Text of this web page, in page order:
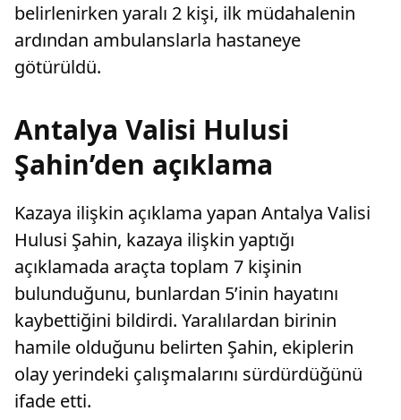
belirlenirken yaralı 2 kişi, ilk müdahalenin
ardından ambulanslarla hastaneye
götürüldü.
Antalya Valisi Hulusi
Şahin’den açıklama
Kazaya ilişkin açıklama yapan Antalya Valisi
Hulusi Şahin, kazaya ilişkin yaptığı
açıklamada araçta toplam 7 kişinin
bulunduğunu, bunlardan 5’inin hayatını
kaybettiğini bildirdi. Yaralılardan birinin
hamile olduğunu belirten Şahin, ekiplerin
olay yerindeki çalışmalarını sürdürdüğünü
ifade etti.